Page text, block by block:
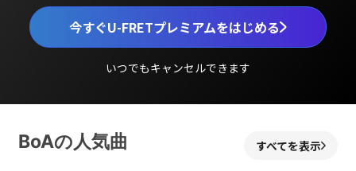
今すぐU-FRETプレミアムをはじめる
いつでもキャンセルできます
BoAの人気曲 すべてを表示